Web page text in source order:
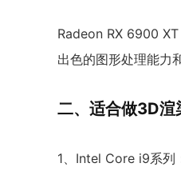
Radeon RX 6900
出色的图形处理能力
二、适合做3D渲
1、Intel Core i9系列